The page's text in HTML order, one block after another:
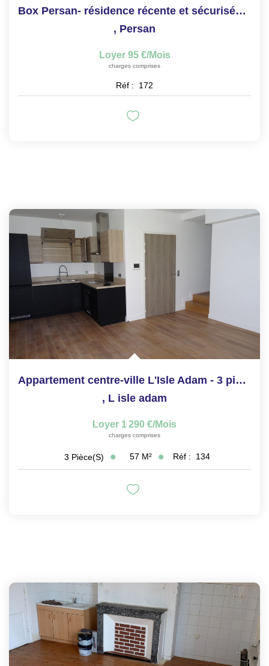
Box Persan- résidence récente et sécurisée - Proche gare
, Persan
Loyer 95 €/mois
charges comprises
Réf : 172
Appartement centre-ville L'Isle Adam - 3 pièces - 56.69m²
, L isle adam
Loyer 1 290 €/mois
charges comprises
3 Pièce(s) 57 M² Réf : 134